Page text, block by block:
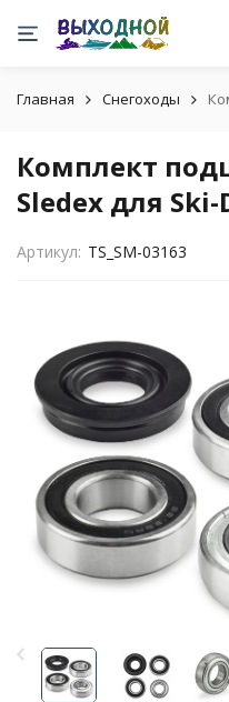
Главная Снегоходы
Комплект
Sledex для Ski-
Артикул: TS_SM-03163